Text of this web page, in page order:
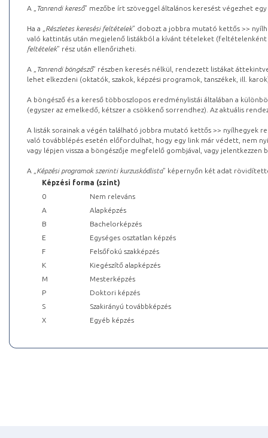
A „ Tanrendi kereső” mezőbe írt szöveggel általános keresést végezhet
Ha a „ Részletes keresési feltételek” dobozt a jobbra mutató kettős >>
való kattintás után megjelenő listákból a kívánt tételeket (feltételenként
feltételek” rész után ellenőrizheti.
A „ Tanrendi böngésző” részben keresés nélkül, rendezett listákat
lehet elkezdeni (oktatók, szakok, képzési programok, tanszékek, ill.
A böngésző és a kereső többoszlopos eredménylistái általában a
(egyszer az emelkedő, kétszer a csökkenő sorrendhez). Az aktuális
A listák sorainak a végén található jobbra mutató kettős >> nyílhegyek
való továbblépés esetén előfordulhat, hogy egy link már védett, nem
vagy lépjen vissza a böngészője megfelelő gombjával, vagy
A „ Képzési programok szerinti kurzuskódlista” képernyőn két adat
Képzési forma (szint)
0
Nem releváns
A
Alapképzés
B
Bachelorképzés
E
Egységes osztatlan képzés
F
Felsőfokú szakképzés
K
Kiegészítő alapképzés
M
Mesterképzés
P
Doktori képzés
S
Szakirányú továbbképzés
X
Egyéb képzés